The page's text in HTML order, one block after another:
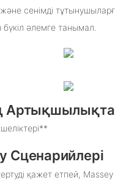
сенімді
бүкіл әлемге танымал.
Сценарийлері
қажет етпей,